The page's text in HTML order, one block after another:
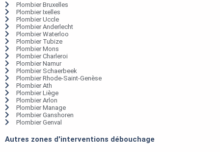
Plombier Bruxelles
Plombier Ixelles
Plombier Uccle
Plombier Anderlecht
Plombier Waterloo
Plombier Tubize
Plombier Mons
Plombier Charleroi
Plombier Namur
Plombier Schaerbeek
Plombier Rhode-Saint-Genèse
Plombier Ath
Plombier Liège
Plombier Arlon
Plombier Manage
Plombier Ganshoren
Plombier Genval
Autres zones d'interventions débouchage